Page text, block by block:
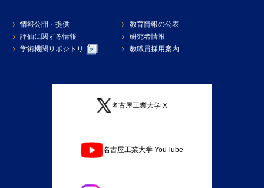
情報公開・提供
教育情報の公表
評価に関する情報
研究者情報
学術機関リポジトリ
教職員採用案内
名古屋工業大学 X
名古屋工業大学 YouTube